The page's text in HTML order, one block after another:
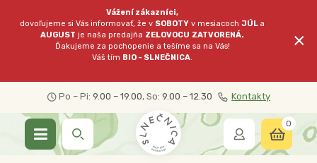
Vážení zákazníci,
dovoľujeme si Vás informovať, že v SOBOTY v mesiacochJÚL a
AUGUST je naša predajňa ZELOVOCU ZATVORENÁ.
Ďakujeme za pochopenie a tešíme sa na Vás!
Váš tím BIO - SLNEČNICA.
×
Po – Pi: 9.00 – 19.00, So: 9.00 – 12.30 Kontakty
0